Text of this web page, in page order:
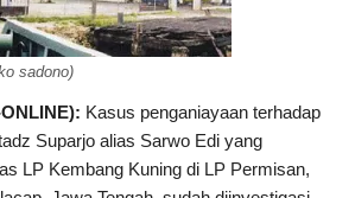
sadono)
Kasus penganiayaan terhadap
Suparjo alias Sarwo Edi yang
LP Kembang Kuning di LP Permisan,